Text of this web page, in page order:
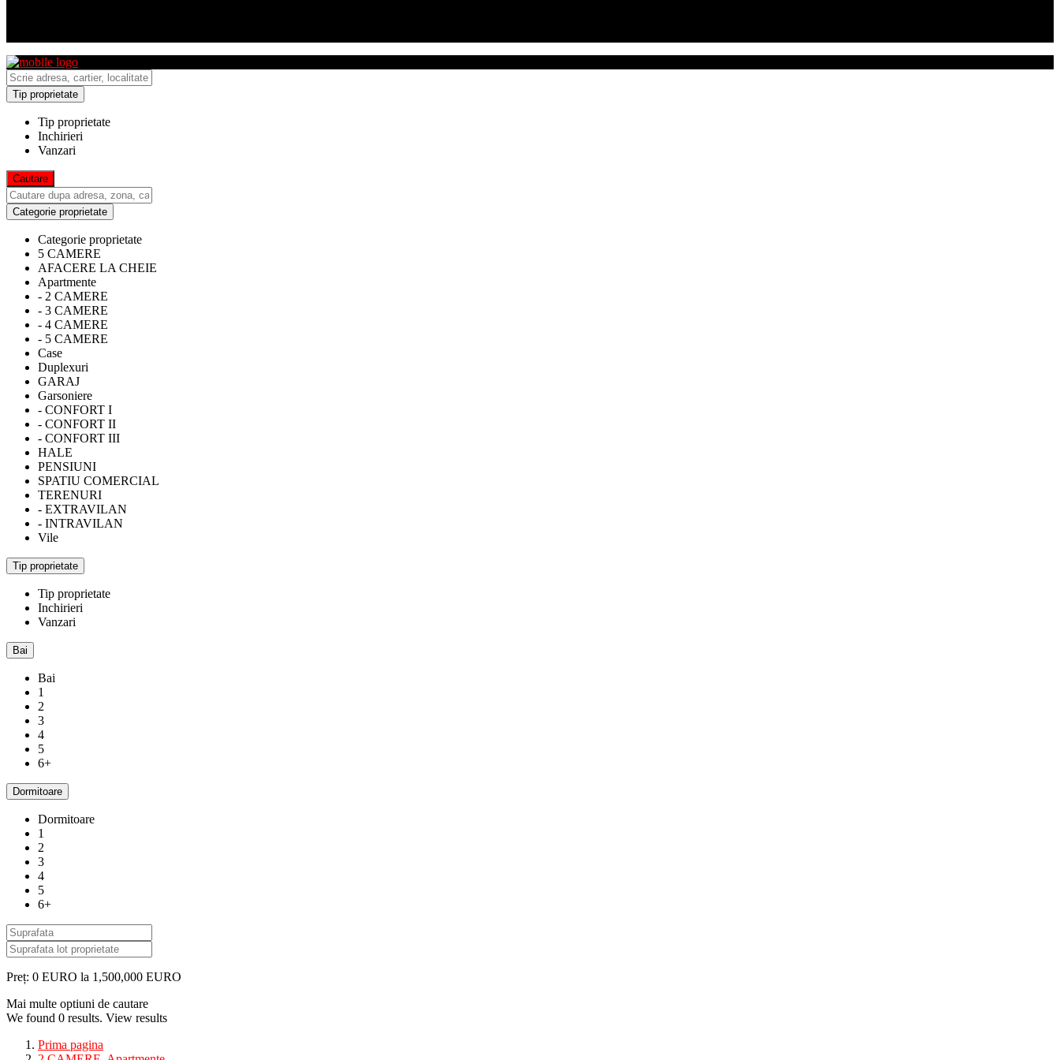
Tip proprietate
Tip proprietate
Inchirieri
Vanzari
Categorie proprietate
Categorie proprietate
5 CAMERE
AFACERE LA CHEIE
Apartmente
- 2 CAMERE
- 3 CAMERE
- 4 CAMERE
- 5 CAMERE
Case
Duplexuri
GARAJ
Garsoniere
- CONFORT I
- CONFORT II
- CONFORT III
HALE
PENSIUNI
SPATIU COMERCIAL
TERENURI
- EXTRAVILAN
- INTRAVILAN
Vile
Tip proprietate
Tip proprietate
Inchirieri
Vanzari
Bai
Bai
1
2
3
4
5
6+
Dormitoare
Dormitoare
1
2
3
4
5
6+
Preț: 0 EURO la 1,500,000 EURO
Mai multe optiuni de cautare
We found 0 results. View results
Prima pagina